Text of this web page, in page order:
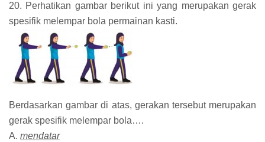
20. Perhatikan gambar berikut ini yang merupakan gerak
spesifik melempar bola permainan kasti.
Berdasarkan gambar di atas, gerakan tersebut merupakan
gerak spesifik melempar bola….
A. mendatar